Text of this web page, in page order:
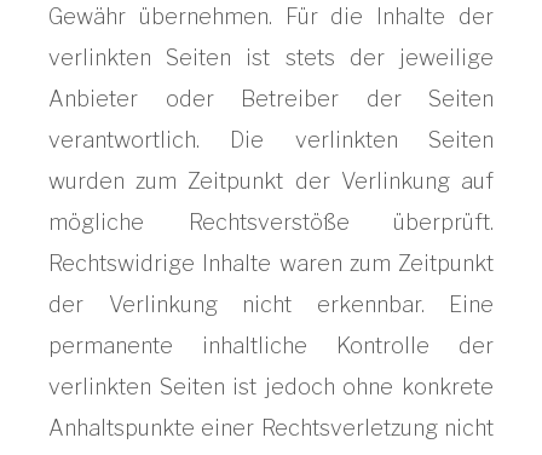
Gewähr übernehmen. Für die Inhalte der
verlinkten Seiten ist stets der jeweilige
Anbieter oder Betreiber der Seiten
verantwortlich. Die verlinkten Seiten
wurden zum Zeitpunkt der Verlinkung auf
mögliche Rechtsverstöße überprüft.
Rechtswidrige Inhalte waren zum Zeitpunkt
der Verlinkung nicht erkennbar. Eine
permanente inhaltliche Kontrolle der
verlinkten Seiten ist jedoch ohne konkrete
Anhaltspunkte einer Rechtsverletzung nicht